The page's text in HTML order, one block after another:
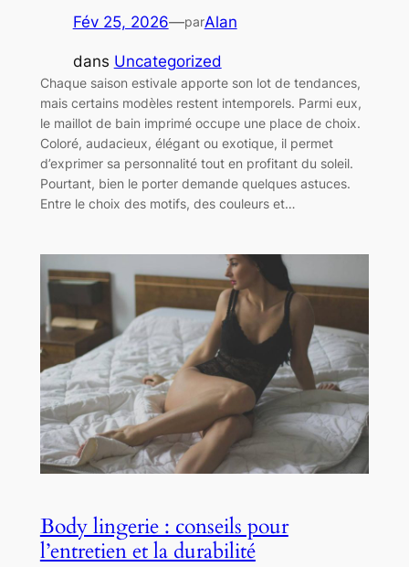
Fév 25, 2026—parAlan
dans Uncategorized
Chaque saison estivale apporte son lot de tendances,
mais certains modèles restent intemporels. Parmi eux,
le maillot de bain imprimé occupe une place de choix.
Coloré, audacieux, élégant ou exotique, il permet
d’exprimer sa personnalité tout en profitant du soleil.
Pourtant, bien le porter demande quelques astuces.
Entre le choix des motifs, des couleurs et…
Body lingerie : conseils pour
l’entretien et la durabilité